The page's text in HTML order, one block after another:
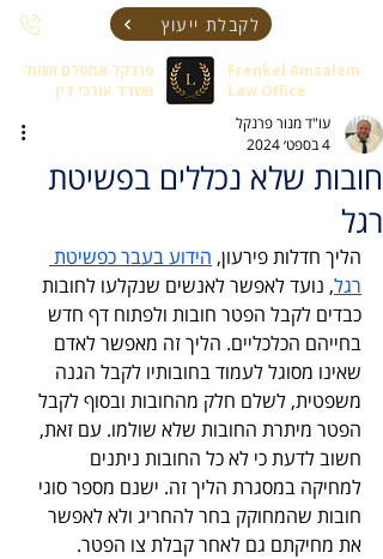
לקבלת ייעוץ
פרנקל אמסלם ושות'
משרד עורכי דין
Frenkel Amsalem
Law Office
חובות שלא נכללים בפשיטת
רגל
עו"ד מנור פרנקל
4 בספט׳ 2024
הליך חדלות פירעון, הידוע בעבר כפשיטת
רגל, נועד לאפשר לאנשים שנקלעו לחובות
כבדים לקבל הפטר חובות ולפתוח דף חדש
בחייהם הכלכליים. הליך זה מאפשר לאדם
שאינו מסוגל לעמוד בחובותיו לקבל הגנה
משפטית, לשלם חלק מהחובות ובסוף לקבל
הפטר מיתרת החובות שלא שולמו. עם זאת,
חשוב לדעת כי לא כל החובות ניתנים
למחיקה במסגרת הליך זה. ישנם מספר סוגי
חובות שהמחוקק בחר להחריג ולא לאפשר
את מחיקתם גם לאחר קבלת צו הפטר.